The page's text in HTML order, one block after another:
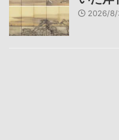
2026/